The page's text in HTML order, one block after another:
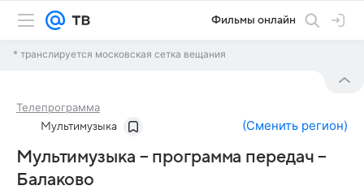
Фильмы онлайн
* транслируется московская сетка вещания
Телепрограмма
Мультимузыка (Сменить регион)
Мультимузыка – программа передач –
Балаково